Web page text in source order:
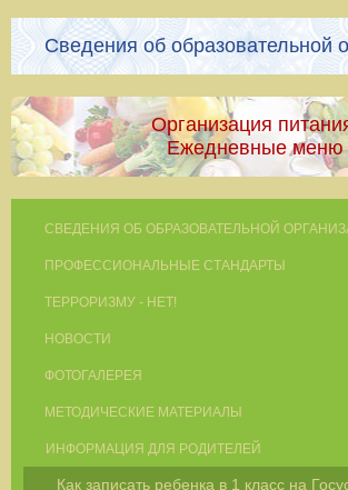
Сведения об образовательной
Организация
Ежедневные меню
СВЕДЕНИЯ ОБ ОБРАЗОВАТЕЛЬНОЙ
ПРОФЕССИОНАЛЬНЫЕ СТАНДАРТЫ
ТЕРРОРИЗМУ - НЕТ!
НОВОСТИ
ФОТОГАЛЕРЕЯ
МЕТОДИЧЕСКИЕ МАТЕРИАЛЫ
ИНФОРМАЦИЯ ДЛЯ РОДИТЕЛЕЙ
Как записать ребенка в 1 класс на